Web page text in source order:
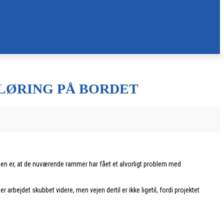
PÅ BORDET
er, at de nuværende rammer har fået et alvorligt problem med
arbejdet skubbet videre, men vejen dertil er ikke ligetil, fordi projektet